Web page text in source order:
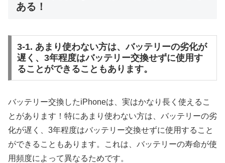
ある！
3-1. あまり使わない方は、バッテリーの劣化が
遅く、3年程度はバッテリー交換せずに使用す
ることができることもあります。
バッテリー交換したiPhoneは、実はかなり長く使えるこ
とがあります！特にあまり使わない方は、バッテリーの劣
化が遅く、3年程度はバッテリー交換せずに使用すること
ができることもあります。これは、バッテリーの寿命が使
用頻度によって異なるためです。